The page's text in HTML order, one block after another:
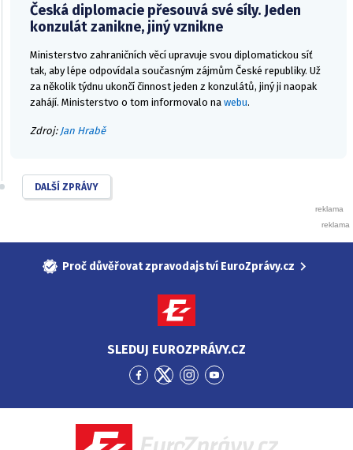
Česká diplomacie přesouvá své síly. Jeden
konzulát zanikne, jiný vznikne
Ministerstvo zahraničních věcí upravuje svou diplomatickou síť
tak, aby lépe odpovídala současným zájmům České republiky. Už
za několik týdnu ukončí činnost jeden z konzulátů, jiný ji naopak
zahájí. Ministerstvo o tom informovalo na webu.
Zdroj: Jan Hrabě
DALŠÍ ZPRÁVY
Proč důvěřovat zpravodajství EuroZprávy.cz
SLEDUJ EUROZPRÁVY.CZ
Přejít
Facebook
Přejít
Twitter
Přejít
Instagram
Přejít
YouTube
EuroZprávy.cz